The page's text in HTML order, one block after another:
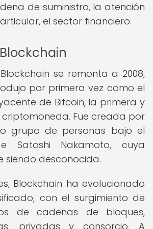
de suministro, la atención
el sector financiero.
se remonta a 2008,
por primera vez como el
de Bitcoin, la primera y
Fue creada por
grupo de personas bajo el
Satoshi Nakamoto, cuya
siendo desconocida.
Blockchain ha evolucionado
con el surgimiento de
de cadenas de bloques,
privadas y consorcio. A